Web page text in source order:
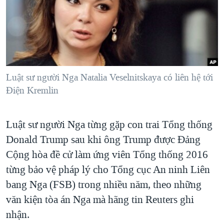
"Tìm"NGƯỜI VIỆT HẢI NGOẠI
ĐỜI SỐNG
KINH TẾ
KHOA HỌC
SỨC KHOẺ
GIÁO DỤC
HÀNH TRÌNH BẦU CỬ 2024
MỘT NĂM CHIẾN TRANH TẠI DẢI GAZA
GIẢI MÃ VÀNH ĐAI & CON ĐƯỜNG
NGÀY TỊ NẠN THẾ GIỚI
TRỊNH VĨNH BÌNH - NGƯỜI HẠ 'BÊN THẮNG CUỘC'
CHI PHÍ CHIẾN TRANH AFGHANISTAN
CÁC GIÁ TRỊ CỘNG HÒA Ở VIỆT NAM
THƯỢNG ĐỈNH TRUMP-KIM TẠI VIỆT NAM
TRỊNH VĨNH BÌNH VS. CHÍNH PHỦ VIỆT NAM
NGƯ DÂN VIỆT VÀ LÀN SÓNG TRỘM HẢI SÂM
BÊN KIA QUỐC LỘ: TIẾNG VỌNG TỪ NÔNG THÔN MỸ
VIDEO
NGHE
MẠNG XÃ HỘI
Luật sư người Nga Natalia Veselnitskaya có liên hệ tới
Điện Kremlin
Luật sư người Nga từng gặp con trai Tổng thống
Donald Trump sau khi ông Trump được Đảng
Cộng hòa đề cử làm ứng viên Tổng thống 2016
từng bảo vệ pháp lý cho Tổng cục An ninh Liên
bang Nga (FSB) trong nhiều năm, theo những
văn kiện tòa án Nga mà hãng tin Reuters ghi
nhận.